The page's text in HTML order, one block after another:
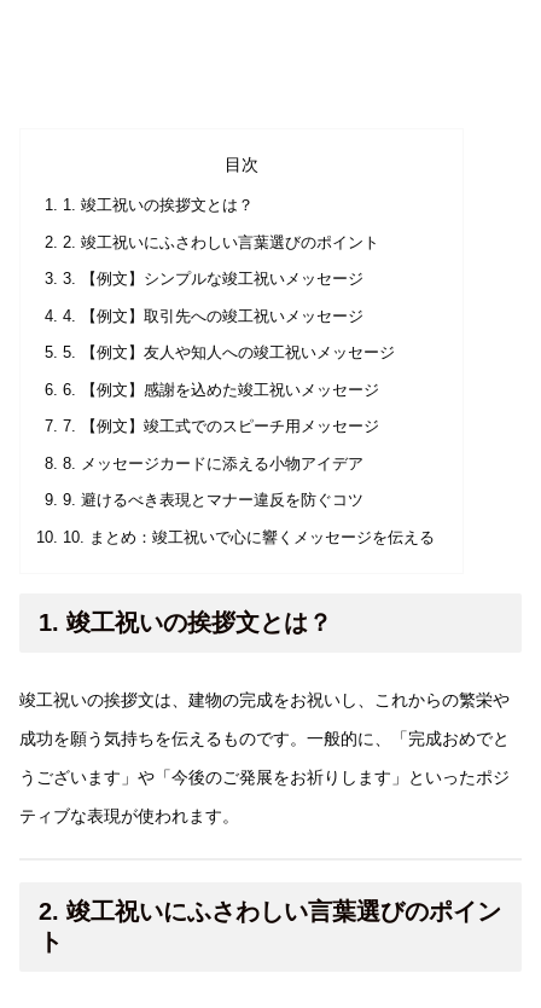
目次
1. 竣工祝いの挨拶文とは？
2. 竣工祝いにふさわしい言葉選びのポイント
3. 【例文】シンプルな竣工祝いメッセージ
4. 【例文】取引先への竣工祝いメッセージ
5. 【例文】友人や知人への竣工祝いメッセージ
6. 【例文】感謝を込めた竣工祝いメッセージ
7. 【例文】竣工式でのスピーチ用メッセージ
8. メッセージカードに添える小物アイデア
9. 避けるべき表現とマナー違反を防ぐコツ
10. まとめ：竣工祝いで心に響くメッセージを伝える
1. 竣工祝いの挨拶文とは？
竣工祝いの挨拶文は、建物の完成をお祝いし、これからの繁栄や
成功を願う気持ちを伝えるものです。一般的に、「完成おめでと
うございます」や「今後のご発展をお祈りします」といったポジ
ティブな表現が使われます。
2. 竣工祝いにふさわしい言葉選びのポイン
ト